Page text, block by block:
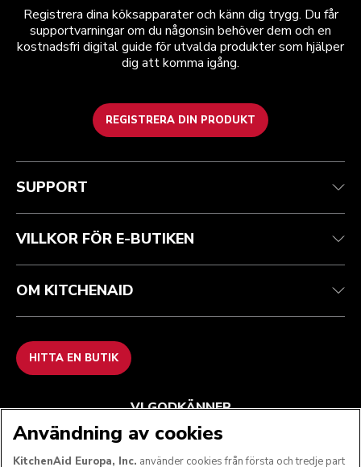
Registrera dina köksapparater och känn dig trygg. Du får
supportvarningar om du någonsin behöver dem och en
kostnadsfri digital guide för utvalda produkter som hjälper
dig att komma igång.
REGISTRERA DIN PRODUKT
Health Check
Spåra din beställning
Garanti och dokument
Vanliga frågor
Regler och villkor
Returer och återbetalningar
Imprint
ODR
Varumärket
Hitta en butik
SUPPORT
VILLKOR FÖR E-BUTIKEN
OM KITCHENAID
HITTA EN BUTIK
VI GODKÄNNER
Användning av cookies
KitchenAid Europa, Inc. använder cookies från första och tredje part